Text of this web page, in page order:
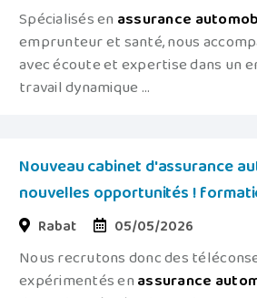
Spécialisés enassurance
emprunteur et santé, nous
avec écoute et expertise dans un
travail dynamique ...
Nouveau cabinet d'assurance
nouvelles opportunités !
Rabat 05/05/2026
Nous recrutons donc des
expérimentés enassurance